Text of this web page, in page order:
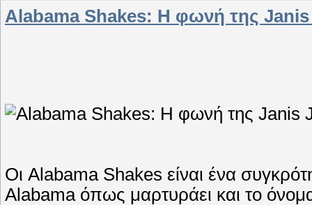
Alabama Shakes: Η φωνή της
Οι Alabama Shakes είναι ένα
Alabama όπως μαρτυράει και το